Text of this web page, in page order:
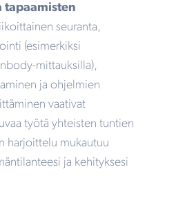
tapaamisten
seuranta,
(esimerkiksi
mittauksilla),
ja ohjelmien
vaativat
työtä yhteisten tuntien
harjoittelu mukautuu
ja kehityksesi